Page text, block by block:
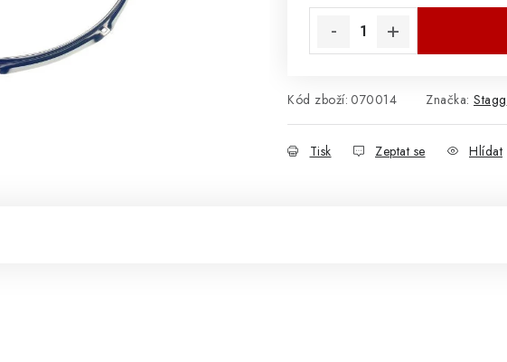
Kód zboží: 070014 Značka: Stagg
Tisk Zeptat se Hlídat